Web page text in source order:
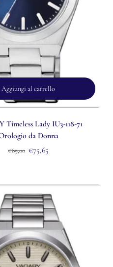
Aggiungi al carrello
Timeless Lady IU3-118-71
da Donna
€89,00 €75,65